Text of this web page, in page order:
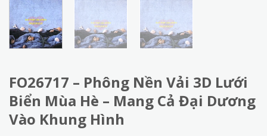
FO26717 – Phông Nền Vải 3D Lưới
Biển Mùa Hè – Mang Cả Đại Dương
Vào Khung Hình